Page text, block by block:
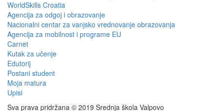
WorldSkills Croatia
Agencija za odgoj i obrazovanje
Nacionalni centar za vanjsko vrednovanje obrazovanja
Agencija za mobilnost i programe EU
Carnet
Kutak za učenje
Edutorij
Postani student
Moja matura
Upisi
Sva prava pridržana © 2019 Srednja škola Valpovo